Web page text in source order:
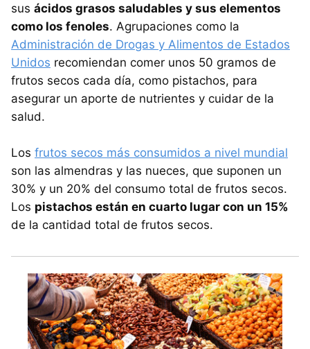
sus ácidos grasos saludables y sus elementos
como los fenoles. Agrupaciones como la
Administración de Drogas y Alimentos de Estados
Unidos recomiendan comer unos 50 gramos de
frutos secos cada día, como pistachos, para
asegurar un aporte de nutrientes y cuidar de la
salud.
Los frutos secos más consumidos a nivel mundial
son las almendras y las nueces, que suponen un
30% y un 20% del consumo total de frutos secos.
Los pistachos están en cuarto lugar con un 15%
de la cantidad total de frutos secos.